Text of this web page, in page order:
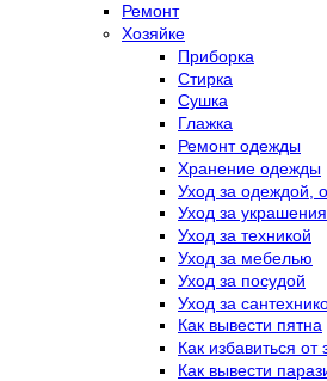
Ремонт
Хозяйке
Приборка
Стирка
Сушка
Глажка
Ремонт одежды
Хранение одежды
Уход за одеждой,
Уход за
Уход за техникой
Уход за мебелью
Уход за посудой
Уход за
Как вывести пятна
Как избавиться от
Как вывести